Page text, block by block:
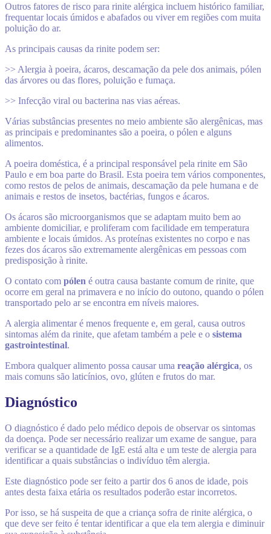
Outros fatores de risco para rinite alérgica incluem histórico familiar,
frequentar locais úmidos e abafados ou viver em regiões com muita
poluição do ar.
As principais causas da rinite podem ser:
>> Alergia à poeira, ácaros, descamação da pele dos animais, pólen
das árvores ou das flores, poluição e fumaça.
>> Infecção viral ou bacterina nas vias aéreas.
Várias substâncias presentes no meio ambiente são alergênicas, mas
as principais e predominantes são a poeira, o pólen e alguns
alimentos.
A poeira doméstica, é a principal responsável pela rinite em São
Paulo e em boa parte do Brasil. Esta poeira tem vários componentes,
como restos de pelos de animais, descamação da pele humana e de
animais e restos de insetos, bactérias, fungos e ácaros.
Os ácaros são microorganismos que se adaptam muito bem ao
ambiente domiciliar, e proliferam com facilidade em temperatura
ambiente e locais úmidos. As proteínas existentes no corpo e nas
fezes dos ácaros são extremamente alergênicas em pessoas com
predisposição à rinite.
O contato com pólen é outra causa bastante comum de rinite, que
ocorre em geral na primavera e no início do outono, quando o pólen
transportado pelo ar se encontra em níveis maiores.
A alergia alimentar é menos frequente e, em geral, causa outros
sintomas além da rinite, que afetam também a pele e o sistema
gastrointestinal.
Embora qualquer alimento possa causar uma reação alérgica, os
mais comuns são laticínios, ovo, glúten e frutos do mar.
Diagnóstico
O diagnóstico é dado pelo médico depois de observar os sintomas
da doença. Pode ser necessário realizar um exame de sangue, para
verificar se a quantidade de IgE está alta e um teste de alergia para
identificar a quais substâncias o indivíduo têm alergia.
Este diagnóstico pode ser feito a partir dos 6 anos de idade, pois
antes desta faixa etária os resultados poderão estar incorretos.
Por isso, se há suspeita de que a criança sofra de rinite alérgica, o
que deve ser feito é tentar identificar a que ela tem alergia e diminuir